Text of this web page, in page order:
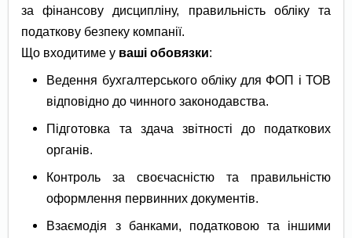
за фінансову дисципліну, правильність обліку та
податкову безпеку компанії.
Що входитиме у ваші обовязки:
Ведення бухгалтерського обліку для ФОП і ТОВ
відповідно до чинного законодавства.
Підготовка та здача звітності до податкових
органів.
Контроль за своєчасністю та правильністю
оформлення первинних документів.
Взаємодія з банками, податковою та іншими